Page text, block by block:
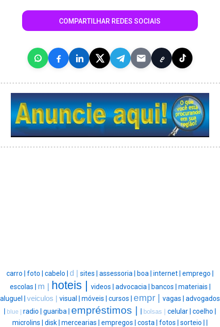
COMPARTILHAR REDES SOCIAIS
carro | foto | cabelo | d | sites | assessoria | boa | internet | emprego |
escolas | m | hoteis | videos | advocacia | bancos | materiais |
aluguel | veiculos | visual | móveis | cursos | empr | vagas | advogados
| blue | radio | guariba | empréstimos | | bolsas | celular | coelho |
microlins | disk | mercearias | empregos | costa | fotos | sorteio | |